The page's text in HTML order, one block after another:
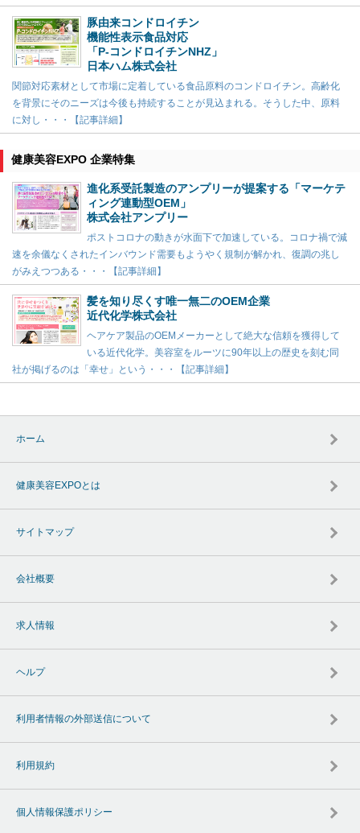
豚由来コンドロイチン
機能性表示食品対応
「P-コンドロイチンNHZ」
日本ハム株式会社
関節対応素材として市場に定着している食品原料のコンドロイチン。高齢化
を背景にそのニーズは今後も持続することが見込まれる。そうした中、原料
に対し・・・【記事詳細】
健康美容EXPO 企業特集
進化系受託製造のアンプリーが提案する「マーケテ
ィング連動型OEM」
株式会社アンプリー
ポストコロナの動きが水面下で加速している。コロナ禍で減
速を余儀なくされたインバウンド需要もようやく規制が解かれ、復調の兆し
がみえつつある・・・【記事詳細】
髪を知り尽くす唯一無二のOEM企業
近代化学株式会社
ヘアケア製品のOEMメーカーとして絶大な信頼を獲得して
いる近代化学。美容室をルーツに90年以上の歴史を刻む同
社が掲げるのは「幸せ」という・・・【記事詳細】
ホーム
健康美容EXPOとは
サイトマップ
会社概要
求人情報
ヘルプ
利用者情報の外部送信について
利用規約
個人情報保護ポリシー